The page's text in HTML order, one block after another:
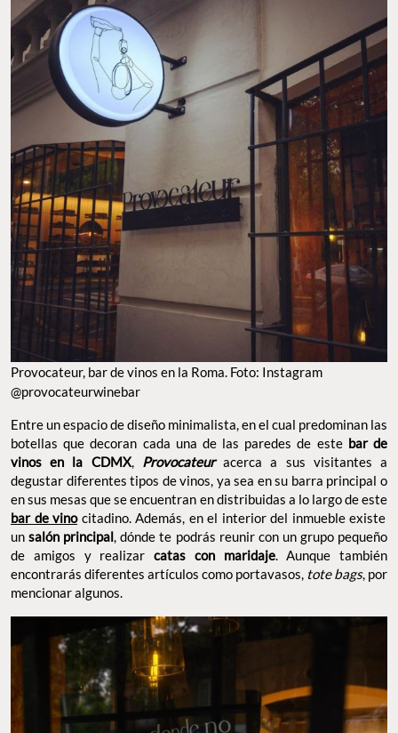
Provocateur, bar de vinos en la Roma. Foto: Instagram
@provocateurwinebar
Entre un espacio de diseño minimalista, en el cual predominan las
botellas que decoran cada una de las paredes de este bar de
vinos en la CDMX, Provocateuracerca a sus visitantes a
degustar diferentes tipos de vinos, ya sea en su barra principal o
en sus mesas que se encuentran en distribuidas a lo largo de este
bar de vinocitadino. Además, en el interior del inmueble existe
unsalón principal, dónde te podrás reunir con un grupo pequeño
de amigos y realizar catas con maridaje. Aunque también
encontrarás diferentes artículos como portavasos, tote bags, por
mencionar algunos.